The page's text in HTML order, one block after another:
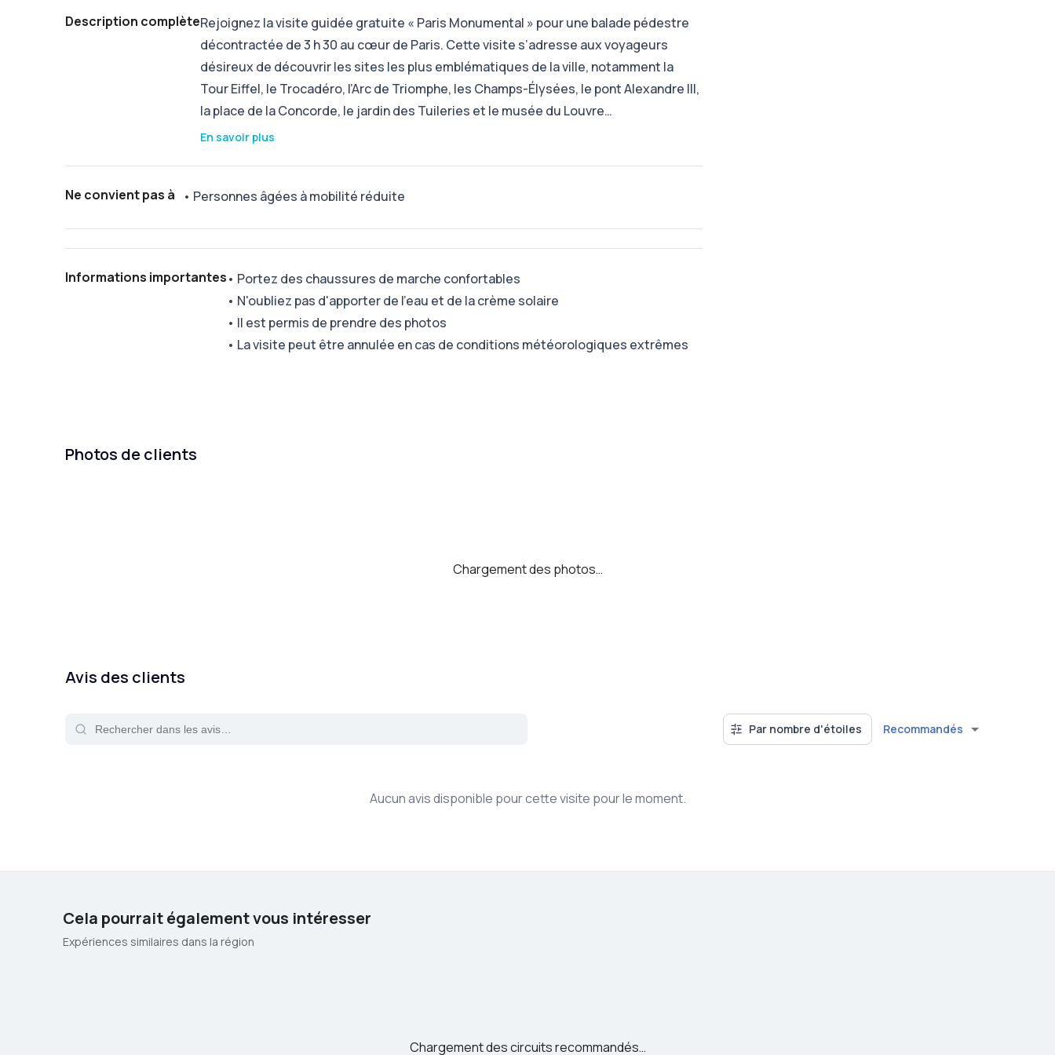
Description complèteRejoignez la visite guidée gratuite « Paris Monumental » pour une balade pédestre
décontractée de 3 h 30 au cœur de Paris. Cette visite s’adresse aux voyageurs
désireux de découvrir les sites les plus emblématiques de la ville, notamment la
Tour Eiffel, le Trocadéro, l’Arc de Triomphe, les Champs-Élysées, le pont Alexandre III,
la place de la Concorde, le jardin des Tuileries et le musée du Louvre…
En savoir plus
Ne convient pas à • Personnes âgées à mobilité réduite
Informations importantes• Portez des chaussures de marche confortables
• N'oubliez pas d'apporter de l'eau et de la crème solaire
• Il est permis de prendre des photos
• La visite peut être annulée en cas de conditions météorologiques extrêmes
Photos de clients
Chargement des photos…
Avis des clients
Par nombre d'étoiles Recommandés
Aucun avis disponible pour cette visite pour le moment.
Cela pourrait également vous intéresser
Expériences similaires dans la région
Chargement des circuits recommandés…